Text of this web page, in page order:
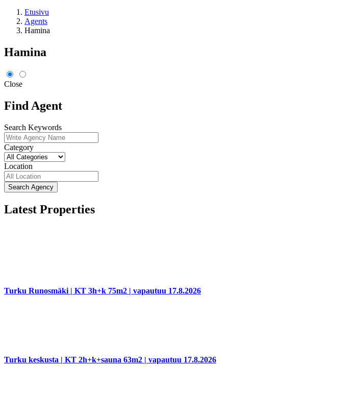
Etusivu
Agents
Hamina
Hamina
Close
Find Agent
Search Keywords
Category
Location
Search Agency
Latest Properties
Turku Runosmäki | KT 3h+k 75m2 | vapautuu 17.8.2026
Turku keskusta | KT 2h+k+sauna 63m2 | vapautuu 17.8.2026